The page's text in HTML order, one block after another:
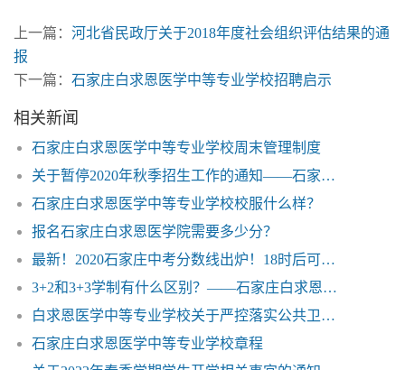
上一篇： 河北省民政厅关于2018年度社会组织评估结果的通
报
下一篇： 石家庄白求恩医学中等专业学校招聘启示
相关新闻
石家庄白求恩医学中等专业学校周末管理制度
关于暂停2020年秋季招生工作的通知——石家庄白求恩医学院
石家庄白求恩医学中等专业学校校服什么样？
报名石家庄白求恩医学院需要多少分？
最新！2020石家庄中考分数线出炉！18时后可以查分——石家庄白求恩医学院
3+2和3+3学制有什么区别？——石家庄白求恩医学院
白求恩医学中等专业学校关于严控落实公共卫生事件相应措施的实施方案
石家庄白求恩医学中等专业学校章程